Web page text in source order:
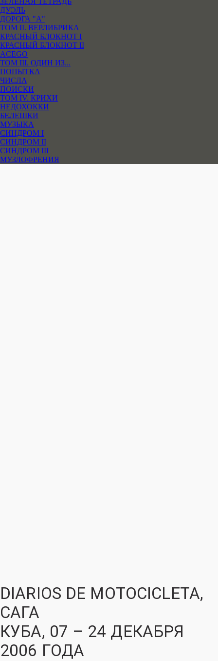
ДУЭЛЬ
ДОРОГА "А"
ТОМ II. ВЕРЛИБРИКА
КРАСНЫЙ БЛОКНОТ I
КРАСНЫЙ БЛОКНОТ II
ACEGO
ТОМ III. ОДИН ИЗ...
ПОПЫТКА
ЧИСЛА
ПОИСКИ
ТОМ IV. КРИХИ
НЕДОХОККИ
БЕЛЕШКИ
МУЗЫКА
СИНДРОМ I
СИНДРОМ II
СИНДРОМ III
МУЗЛОФРЕНИЯ
DIARIOS DE MOTOCICLETA,
САГА
КУБА, 07 – 24 ДЕКАБРЯ
2006 ГОДА